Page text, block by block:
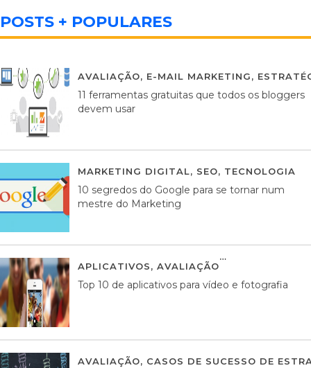
POSTS + POPULARES
AVALIAÇÃO, E-MAIL MARKETING,
11 ferramentas gratuitas que todos os bloggers
devem usar
MARKETING DIGITAL, SEO, TECNOLOGIA
10 segredos do Google para se tornar num
mestre do Marketing
APLICATIVOS, AVALIAÇÃO
Top 10 de aplicativos para vídeo e fotografia
AVALIAÇÃO, CASOS DE SUCESSO DE